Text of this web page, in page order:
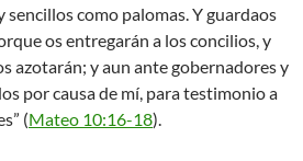
sencillos como palomas. Y guardaos
os entregarán a los concilios, y
azotarán; y aun ante gobernadores y
por causa de mí, para testimonio a
(Mateo 10:16-18).